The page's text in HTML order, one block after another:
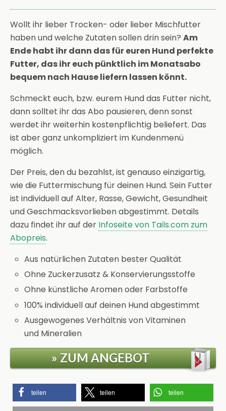
Wollt ihr lieber Trocken- oder lieber Mischfutter
haben und welche Zutaten sollen drin sein? Am
Ende habt ihr dann das für euren Hund perfekte
Futter, das ihr euch pünktlich im Monatsabo
bequem nach Hause liefern lassen könnt.
Schmeckt euch, bzw. eurem Hund das Futter nicht,
dann solltet ihr das Abo pausieren, denn sonst
werdet ihr weiterhin kostenpflichtig beliefert. Das
ist aber ganz unkompliziert im Kundenmenü
möglich.
Der Preis, den du bezahlst, ist genauso einzigartig,
wie die Futtermischung für deinen Hund. Sein Futter
ist individuell auf Alter, Rasse, Gewicht, Gesundheit
und Geschmacksvorlieben abgestimmt. Details
dazu findet ihr auf der Infoseite von Tails.com zum
Abopreis.
Aus natürlichen Zutaten bester Qualität
Ohne Zuckerzusatz & Konservierungsstoffe
Ohne künstliche Aromen oder Farbstoffe
100% individuell auf deinen Hund abgestimmt
Ausgewogenes Verhältnis von Vitaminen
und Mineralien
» ZUM ANGEBOT
teilen teilen teilen